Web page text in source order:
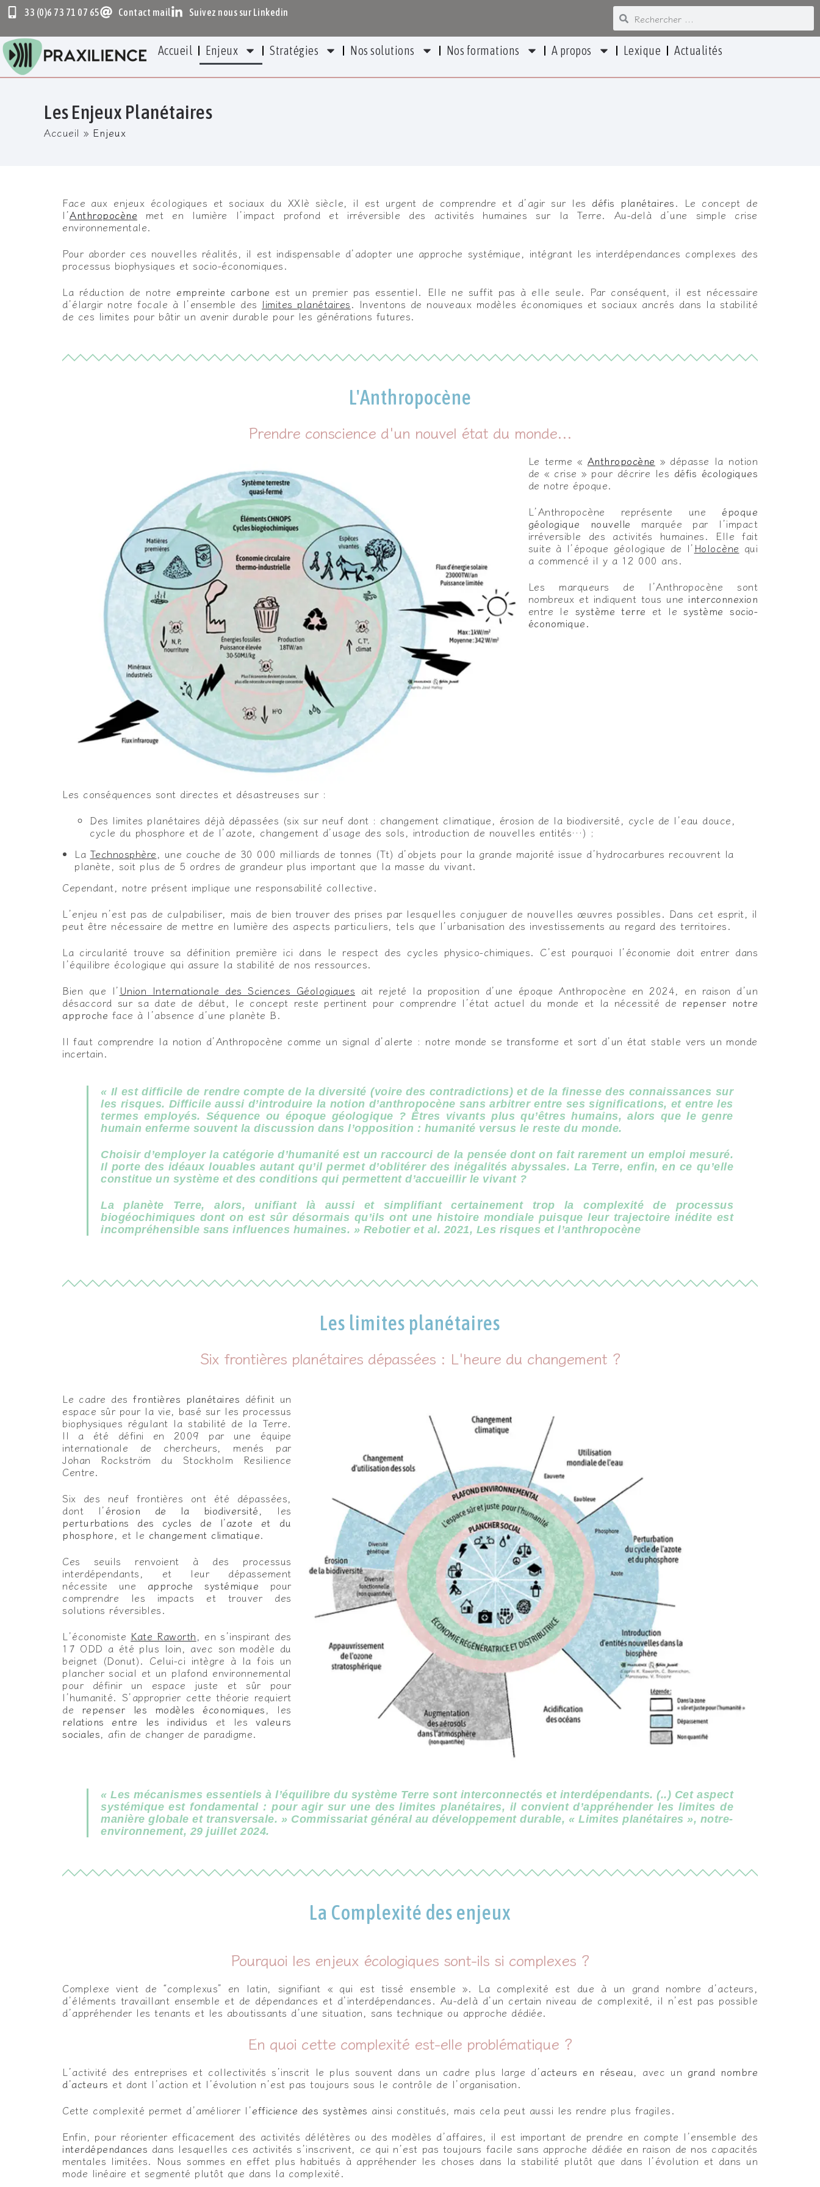
33 (0)6 73 71 07 65 Contact mail Suivez nous sur Linkedin
Accueil Enjeux Stratégies Nos solutions Nos formations A propos Lexique Actualités
Les Enjeux Planétaires
Accueil » Enjeux
Face aux enjeux écologiques et sociaux du XXIè siècle, il est urgent de comprendre et d’agir sur les défis planétaires. Le concept de
l’Anthropocène met en lumière l’impact profond et irréversible des activités humaines sur la Terre. Au-delà d’une simple crise
environnementale.
Pour aborder ces nouvelles réalités, il est indispensable d’adopter une approche systémique, intégrant les interdépendances complexes des
processus biophysiques et socio-économiques.
La réduction de notreempreinte carbone est un premier pas essentiel. Elle ne suffit pas à elle seule. Par conséquent, il est nécessaire
d’élargir notre focale à l’ensemble des limites planétaires. Inventons de nouveaux modèles économiques et sociaux ancrés dans la stabilité
de ces limites pour bâtir un avenir durable pour les générations futures.
L'Anthropocène
Prendre conscience d'un nouvel état du monde...
Le terme « Anthropocène » dépasse la notion
de « crise » pour décrire les défis écologiques
de notre époque.
L’Anthropocène représente une époque
géologique nouvelle marquée par l’impact
irréversible des activités humaines. Elle fait
suite à l’époque géologique de l’Holocène qui
a commencé il y a 12 000 ans.
Les marqueurs de l’Anthropocène sont
nombreux et indiquent tous une interconnexion
entre le système terre et lesystème socio-
économique.
Les conséquences sont directes et désastreuses sur :
Des limites planétaires déjà dépassées (six sur neuf dont : changement climatique, érosion de la biodiversité, cycle de l’eau douce,
cycle du phosphore et de l’azote, changement d’usage des sols, introduction de nouvelles entités…) ;
La Technosphère, une couche de 30 000 milliards de tonnes (Tt) d’objets pour la grande majorité issue d’hydrocarbures recouvrent la
planète, soit plus de 5 ordres de grandeur plus important que la masse du vivant.
Cependant, notre présent implique une responsabilité collective.
L’enjeu n’est pas de culpabiliser, mais de bien trouver des prises par lesquelles conjuguer de nouvelles œuvres possibles. Dans cet esprit, il
peut être nécessaire de mettre en lumière des aspects particuliers, tels que l’urbanisation des investissements au regard des territoires.
La circularité trouve sa définition première ici dans le respect des cycles physico-chimiques. C’est pourquoi l’économie doit entrer dans
l’équilibre écologique qui assure la stabilité de nos ressources.
Bien que l’ Union Internationale des Sciences Géologiques ait rejeté la proposition d’une époque Anthropocène en 2024, en raison d’un
désaccord sur sa date de début, le concept reste pertinent pour comprendre l’état actuel du monde et la nécessité de repenser notre
approche face à l’absence d’une planète B.
Il faut comprendre la notion d’Anthropocène comme un signal d’alerte : notre monde se transforme et sort d’un état stable vers un monde
incertain.
« Il est difficile de rendre compte de la diversité (voire des contradictions) et de la finesse des connaissances sur
les risques. Difficile aussi d’introduire la notion d’anthropocène sans arbitrer entre ses significations, et entre les
termes employés. Séquence ou époque géologique ? Êtres vivants plus qu’êtres humains, alors que le genre
humain enferme souvent la discussion dans l’opposition : humanité versus le reste du monde.
Choisir d’employer la catégorie d’humanité est un raccourci de la pensée dont on fait rarement un emploi mesuré.
Il porte des idéaux louables autant qu’il permet d’oblitérer des inégalités abyssales. La Terre, enfin, en ce qu’elle
constitue un système et des conditions qui permettent d’accueillir le vivant ?
La planète Terre, alors, unifiant là aussi et simplifiant certainement trop la complexité de processus
biogéochimiques dont on est sûr désormais qu’ils ont une histoire mondiale puisque leur trajectoire inédite est
incompréhensible sans influences humaines. » Rebotier et al. 2021, Les risques et l’anthropocène
Les limites planétaires
Six frontières planétaires dépassées : L'heure du changement ?
Le cadre desfrontières planétaires définit un
espace sûr pour la vie, basé sur les processus
biophysiques régulant la stabilité de la Terre.
Il a été défini en 2009 par une équipe
internationale de chercheurs, menés par
Johan Rockström du Stockholm Resilience
Centre.
Six des neuf frontières ont été dépassées,
dont l’érosion de la biodiversité, les
perturbations des cycles de l’azote et du
phosphore, et le changement climatique.
Ces seuils renvoient à des processus
interdépendants, et leur dépassement
nécessite une approche systémique pour
comprendre les impacts et trouver des
solutions réversibles.
L’économiste Kate Raworth, en s’inspirant des
17 ODD a été plus loin, avec son modèle du
beignet (Donut). Celui-ci intègre à la fois un
plancher social et un plafond environnemental
pour définir un espace juste et sûr pour
l’humanité. S’approprier cette théorie requiert
de repenser les modèles économiques, les
relations entre les individus et lesvaleurs
sociales, afin de changer de paradigme.
« Les mécanismes essentiels à l’équilibre du système Terre sont interconnectés et interdépendants. (..) Cet aspect
systémique est fondamental : pour agir sur une des limites planétaires, il convient d’appréhender les limites de
manière globale et transversale. » Commissariat général au développement durable, « Limites planétaires », notre-
environnement, 29 juillet 2024.
La Complexité des enjeux
Pourquoi les enjeux écologiques sont-ils si complexes ?
Complexe vient de “complexus” en latin, signifiant « qui est tissé ensemble ». La complexité est due à un grand nombre d’acteurs,
d’éléments travaillant ensemble et de dépendances et d’interdépendances. Au-delà d’un certain niveau de complexité, il n’est pas possible
d’appréhender les tenants et les aboutissants d’une situation, sans technique ou approche dédiée.
En quoi cette complexité est-elle problématique ?
L’activité des entreprises et collectivités s’inscrit le plus souvent dans un cadre plus large d’acteurs en réseau, avec un grand nombre
d’acteurs et dont l’action et l’évolution n’est pas toujours sous le contrôle de l’organisation.
Cette complexité permet d’améliorer l’efficience des systèmes ainsi constitués, mais cela peut aussi les rendre plus fragiles.
Enfin, pour réorienter efficacement des activités délétères ou des modèles d’affaires, il est important de prendre en compte l’ensemble des
interdépendances dans lesquelles ces activités s’inscrivent, ce qui n’est pas toujours facile sans approche dédiée en raison de nos capacités
mentales limitées. Nous sommes en effet plus habitués à appréhender les choses dans la stabilité plutôt que dans l’évolution et dans un
mode linéaire et segmenté plutôt que dans la complexité.